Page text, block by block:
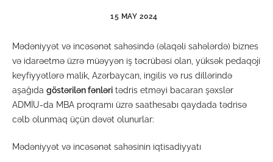
15 MAY 2024
Mədəniyyət və incəsənət sahəsində (əlaqəli sahələrdə) biznes
və idarəetmə üzrə müəyyən iş təcrübəsi olan, yüksək pedaqoji
keyfiyyətlərə malik, Azərbaycan, ingilis və rus dillərində
aşağıda göstərilən fənləri tədris etməyi bacaran şəxslər
ADMİU-da MBA proqramı üzrə saathesabı qaydada tədrisə
cəlb olunmaq üçün dəvət olunurlar:
Mədəniyyət və incəsənət sahəsinin iqtisadiyyatı